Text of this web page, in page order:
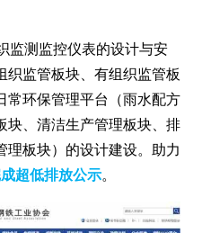
监测监控仪表的设计与安
织监管板块、有组织监管板
常环保管理平台（雨水配方
块、清洁生产管理板块、排
理板块）的设计建设。助力
超低排放公示。